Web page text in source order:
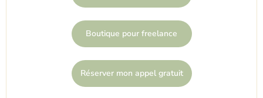
Boutique pour freelance
Réserver mon appel gratuit